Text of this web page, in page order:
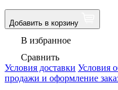
Добавить в корзину
В избранное
Сравнить
Условия доставки Условия
продажи и оформление